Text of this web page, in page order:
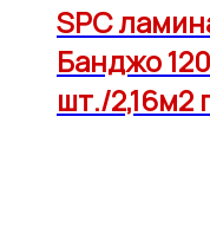
SPC
Банджо
шт./2,16м2